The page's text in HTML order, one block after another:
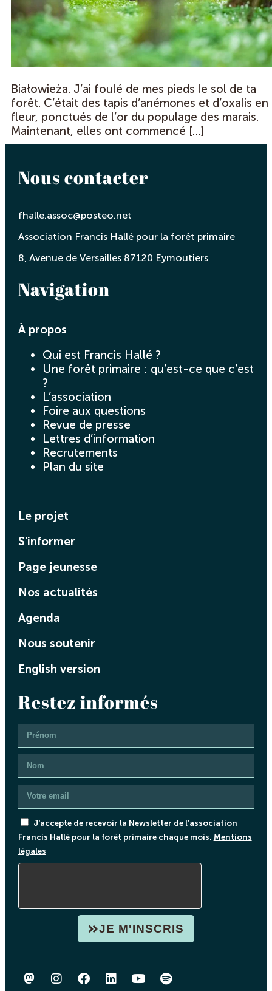
Białowieża. J’ai foulé de mes pieds le sol de ta
forêt. C’était des tapis d’anémones et d’oxalis en
fleur, ponctués de l’or du populage des marais.
Maintenant, elles ont commencé […]
Nous contacter
fhalle.assoc@posteo.net
Association Francis Hallé pour la forêt primaire
8, Avenue de Versailles 87120 Eymoutiers
Navigation
À propos
Qui est Francis Hallé ?
Une forêt primaire : qu’est-ce que c’est
?
L’association
Foire aux questions
Revue de presse
Lettres d’information
Recrutements
Plan du site
Le projet
S’informer
Page jeunesse
Nos actualités
Agenda
Nous soutenir
English version
Restez informés
J'accepte de recevoir la Newsletter de l'association
Francis Hallé pour la forêt primaire chaque mois. Mentions
légales
JE M'INSCRIS